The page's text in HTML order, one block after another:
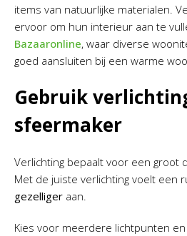
items van natuurlijke materialen.
ervoor om hun interieur aan te
Bazaaronline, waar diverse
goed aansluiten bij een warme
Gebruik
sfeermaker
Verlichting bepaalt voor een groot
Met de juiste verlichting voelt een
gezelliger aan.
Kies voor meerdere lichtpunten